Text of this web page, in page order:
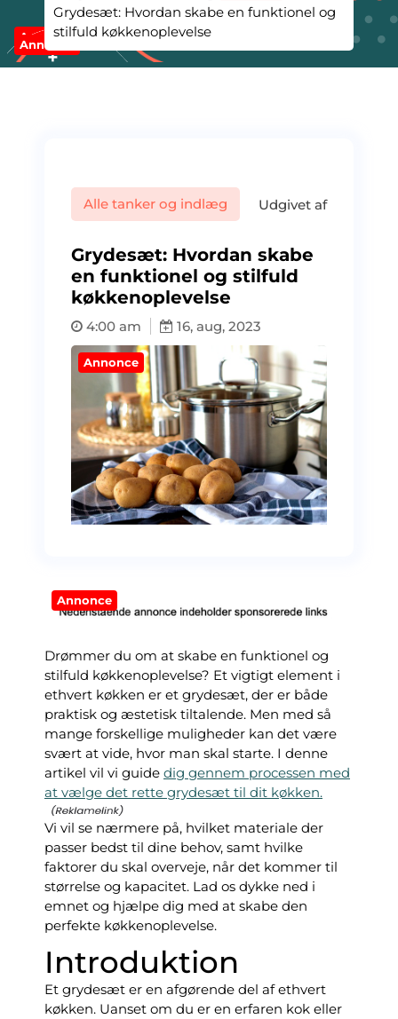
Annonce
Annonce
Grydesæt: Hvordan skabe en funktionel og
stilfuld køkkenoplevelse
Alle tanker og indlæg Udgivet af
Grydesæt: Hvordan skabe
en funktionel og stilfuld
køkkenoplevelse
4:00 am 16, aug, 2023
Annonce
Annonce
Drømmer du om at skabe en funktionel og
stilfuld køkkenoplevelse? Et vigtigt element i
ethvert køkken er et grydesæt, der er både
praktisk og æstetisk tiltalende. Men med så
mange forskellige muligheder kan det være
svært at vide, hvor man skal starte. I denne
artikel vil vi guide dig gennem processen med
at vælge det rette grydesæt til dit køkken.
Vi vil se nærmere på, hvilket materiale der
passer bedst til dine behov, samt hvilke
faktorer du skal overveje, når det kommer til
størrelse og kapacitet. Lad os dykke ned i
emnet og hjælpe dig med at skabe den
perfekte køkkenoplevelse.
Introduktion
Et grydesæt er en afgørende del af ethvert
køkken. Uanset om du er en erfaren kok eller